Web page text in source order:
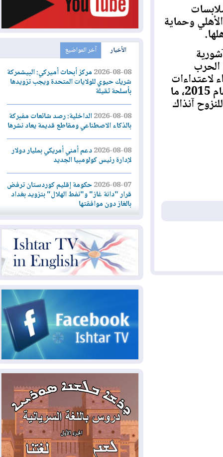
وحماية
وتدمير خلال سيطرة تنظيم د1عش الإرهابي على المنطقة عام 2015، ما
آنذاك
الأخبار آخر المواضيع
2026-08-08مركز أبحاث أميركي: البيشمركة
شريك حيوي للولايات المتحدة ويجب تزويدها
بأسلحة ثقيلة
2026-08-08الداخلية: رصد شائعات مفبركة
بالذكاء الاصطناعي ومقاطع قديمة يعاد نشرها
2026-08-08دعم أمني أمريكي بمليار دولار
لإدارة رئيس كولومبيا الجديد
2026-08-07حكومة إقليم كوردستان ترفض
قرار "دانة غاز" و"نفط الهلال" بتزويد بغداد
بالغاز دون موافقتها
2026-08-07القوات المسلحة العراقية: خطة
أمنية لإجهاض هجمة محتملة على السعودية
2026-08-07الاستخبارات الأميركية: بوتين
قد يختبر تماسك الناتو بهجوم محدود
نيجيرفان بارزاني حول اجتماع
"إدارة الدولة": أكدنا دعم تنفيذ البرنامج
الحكومي وأهمية حصر السلاح
2026-08-06ائتلاف ادارة الدولة: من
يقومون بسلوك يهدد امن البلاد خارجون عن
القانون يجب محاربتهم
2026-08-06بعد هجومين قرب باب المندب..
تحذيرات من تصعيد يهدد الملاحة في البحر
الأحمر
2026-08-06 مئات القاصرين بلا مأوى.. أزمة
سبتة تتصاعد وتضغط على مدريد